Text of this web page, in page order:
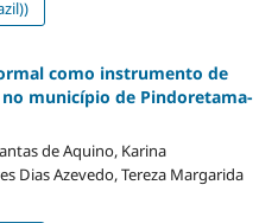
como instrumento de
município de Pindoretama-
de Aquino, Karina
Dias Azevedo, Tereza Margarida